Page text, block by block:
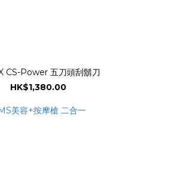
CS-Power 五刀頭刮鬍刀
HK$1,380.00